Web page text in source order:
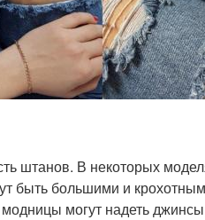
штанов. В некоторых
быть большими и
могут надеть